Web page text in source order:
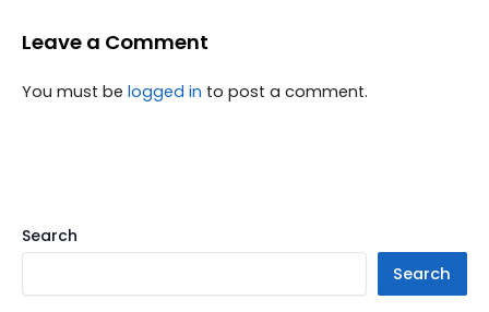
Leave a Comment
You must be logged in to post a comment.
Search
Search